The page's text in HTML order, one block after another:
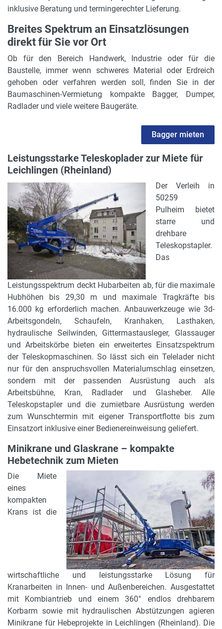
inklusive Beratung und termingerechter Lieferung.
Breites Spektrum an Einsatzlösungen
direkt für Sie vor Ort
Ob für den Bereich Handwerk, Industrie oder für die
Baustelle, immer wenn schweres Material oder Erdreich
gehoben oder verfahren werden soll, finden Sie in der
Baumaschinen-Vermietung kompakte Bagger, Dumper,
Radlader und viele weitere Baugeräte.
Bagger mieten
Leistungsstarke Teleskoplader zur Miete für
Leichlingen (Rheinland)
Der Verleih in
50259
Pulheim bietet
starre und
drehbare
Teleskopstapler.
Das
Leistungsspektrum deckt Hubarbeiten ab, für die maximale
Hubhöhen bis 29,30 m und maximale Tragkräfte bis
16.000 kg erforderlich machen. Anbauwerkzeuge wie 3d-
Arbeitsgondeln, Schaufeln, Kranhaken, Lasthaken,
hydraulische Seilwinden, Gittermastausleger, Glassauger
und Arbeitskörbe bieten ein erweitertes Einsatzspektrum
der Teleskopmaschinen. So lässt sich ein Telelader nicht
nur für den anspruchsvollen Materialumschlag einsetzen,
sondern mit der passenden Ausrüstung auch als
Arbeitsbühne, Kran, Radlader und Glasheber. Alle
Teleskopstapler und die zumietbare Ausrüstung werden
zum Wunschtermin mit eigener Transportflotte bis zum
Einsatzort inklusive einer Bedienereinweisung geliefert.
Minikrane und Glaskrane – kompakte
Hebetechnik zum Mieten
Die Miete
eines
kompakten
Krans ist die
wirtschaftliche und leistungsstarke Lösung für
Kranarbeiten in Innen- und Außenbereichen. Ausgestattet
mit Kombiantrieb und einem 360° endlos drehbarem
Korbarm sowie mit hydraulischen Abstützungen agieren
Minikrane für Hebeprojekte in Leichlingen (Rheinland). Die